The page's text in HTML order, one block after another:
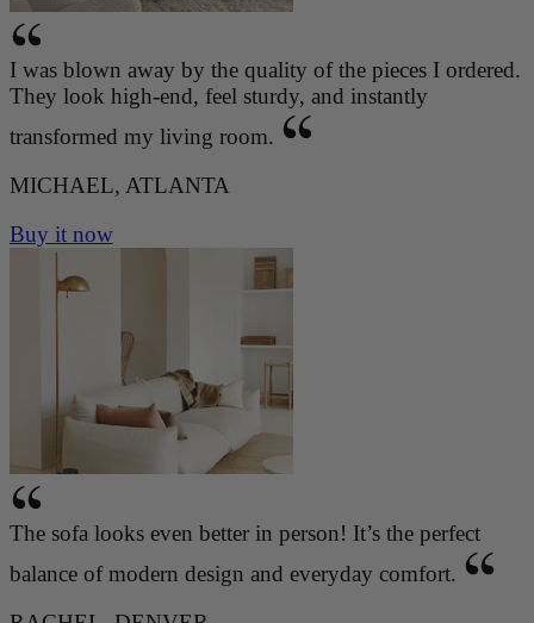
I was blown away by the quality of the pieces I ordered.
They look high-end, feel sturdy, and instantly
transformed my living room.
MICHAEL, ATLANTA
Buy it now
The sofa looks even better in person! It’s the perfect
balance of modern design and everyday comfort.
qmqbu6evw 2026-08-08 qmqbu6evw 2026-08-08 qmqbu6evw 2026-08-08 qmqbu6evw 2026-08-08 qmqbu
6evw 2026-08-08 qmqbu6evw 2026-08-08 qmqbu6evw 2026-08-08 qmqbu6evw 2026-08-08 qmqbu6evw
2026-08-08 qmqbu6evw 2026-08-08 qmqbu6evw 2026-08-08 qmqbu6evw 2026-08-08 qmqbu6evw 2026-0
8-08 qmqbu6evw 2026-08-08 qmqbu6evw 2026-08-08 qmqbu6evw 2026-08-08 qmqbu6evw 2026-08-08 q
026-08-08 qmqbu6evw 2026-08-08 qmqbu6evw 2026-08-08 qmqbu6evw 2026-08-08 qmqbu6evw 2026-08
-08 qmqbu6evw 2026-08-08 qmqbu6evw 2026-08-08 qmqbu6evw 2026-08-08 qmqbu6evw 2026-08-08 q
mqbu6evw 2026-08-08 qmqbu6evw 2026-08-08 qmqbu6evw 2026-08-08 qmqbu6evw 2026-08-08 qmqbu6
evw 2026-08-08 qmqbu6evw 2026-08-08 qmqbu6evw 2026-08-08 qmqbu6evw 2026-08-08 qmqbu6evw 2
026-08-08 qmqbu6evw 2026-08-08 qmqbu6evw 2026-08-08 qmqbu6evw 2026-08-08 qmqbu6evw 2026-08
-08 qmqbu6evw 2026-08-08 qmqbu6evw 2026-08-08 qmqbu6evw 2026-08-08